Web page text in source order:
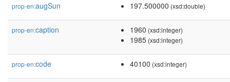
prop-en:augSun 197.500000 (xsd:double)
prop-en:caption 1960 (xsd:integer)
1985 (xsd:integer)
prop-en:code 40100 (xsd:integer)